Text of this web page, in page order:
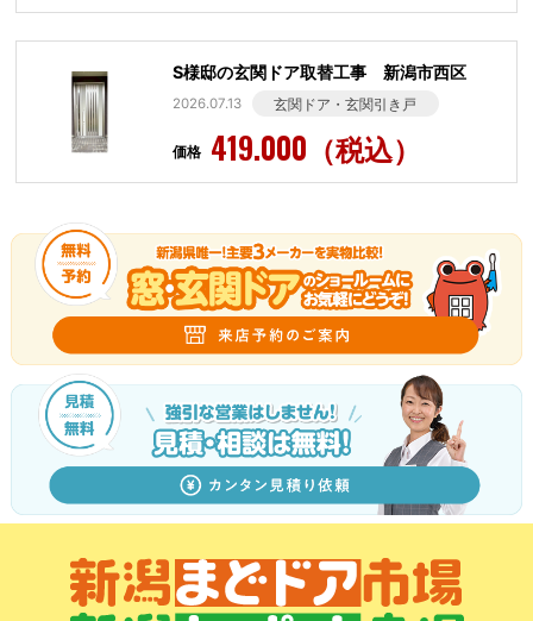
S様邸の玄関ドア取替工事 新潟市西区
2026.07.13 玄関ドア・玄関引き戸
価格 419.000（税込）